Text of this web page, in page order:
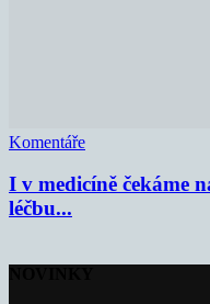
Komentáře
I v medicíně čekáme
léčbu...